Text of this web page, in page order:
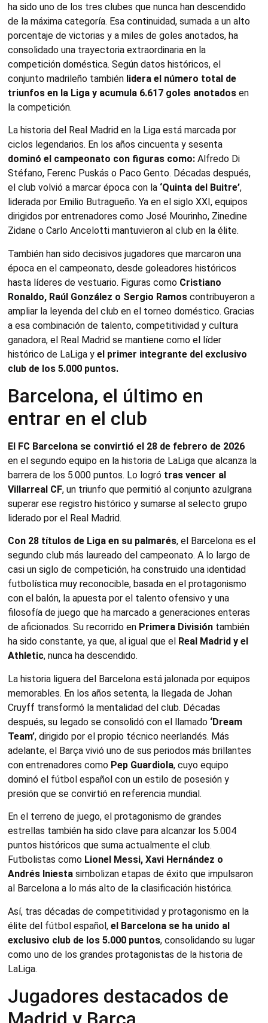
ha sido uno de los tres clubes que nunca han descendido
de la máxima categoría. Esa continuidad, sumada a un alto
porcentaje de victorias y a miles de goles anotados, ha
consolidado una trayectoria extraordinaria en la
competición doméstica. Según datos históricos, el
conjunto madrileño también lidera el número total de
triunfos en la Liga y acumula 6.617 goles anotados en
la competición.
La historia del Real Madrid en la Liga está marcada por
ciclos legendarios. En los años cincuenta y sesenta
dominó el campeonato con figuras como: Alfredo Di
Stéfano, Ferenc Puskás o Paco Gento. Décadas después,
el club volvió a marcar época con la ‘Quinta del Buitre’,
liderada por Emilio Butragueño. Ya en el siglo XXI, equipos
dirigidos por entrenadores como José Mourinho, Zinedine
Zidane o Carlo Ancelotti mantuvieron al club en la élite.
También han sido decisivos jugadores que marcaron una
época en el campeonato, desde goleadores históricos
hasta líderes de vestuario. Figuras como Cristiano
Ronaldo, Raúl González o Sergio Ramos contribuyeron a
ampliar la leyenda del club en el torneo doméstico. Gracias
a esa combinación de talento, competitividad y cultura
ganadora, el Real Madrid se mantiene como el líder
histórico de LaLiga y el primer integrante del exclusivo
club de los 5.000 puntos.
Barcelona, el último en
entrar en el club
El FC Barcelona se convirtió el 28 de febrero de 2026
en el segundo equipo en la historia de LaLiga que alcanza la
barrera de los 5.000 puntos. Lo logró tras vencer al
Villarreal CF, un triunfo que permitió al conjunto azulgrana
superar ese registro histórico y sumarse al selecto grupo
liderado por el Real Madrid.
Con 28 títulos de Liga en su palmarés, el Barcelona es el
segundo club más laureado del campeonato. A lo largo de
casi un siglo de competición, ha construido una identidad
futbolística muy reconocible, basada en el protagonismo
con el balón, la apuesta por el talento ofensivo y una
filosofía de juego que ha marcado a generaciones enteras
de aficionados. Su recorrido en Primera División también
ha sido constante, ya que, al igual que el Real Madrid y el
Athletic, nunca ha descendido.
La historia liguera del Barcelona está jalonada por equipos
memorables. En los años setenta, la llegada de Johan
Cruyff transformó la mentalidad del club. Décadas
después, su legado se consolidó con el llamado ‘Dream
Team’, dirigido por el propio técnico neerlandés. Más
adelante, el Barça vivió uno de sus periodos más brillantes
con entrenadores como Pep Guardiola, cuyo equipo
dominó el fútbol español con un estilo de posesión y
presión que se convirtió en referencia mundial.
En el terreno de juego, el protagonismo de grandes
estrellas también ha sido clave para alcanzar los 5.004
puntos históricos que suma actualmente el club.
Futbolistas como Lionel Messi, Xavi Hernández o
Andrés Iniesta simbolizan etapas de éxito que impulsaron
al Barcelona a lo más alto de la clasificación histórica.
Así, tras décadas de competitividad y protagonismo en la
élite del fútbol español, el Barcelona se ha unido al
exclusivo club de los 5.000 puntos, consolidando su lugar
como uno de los grandes protagonistas de la historia de
LaLiga.
Jugadores destacados de